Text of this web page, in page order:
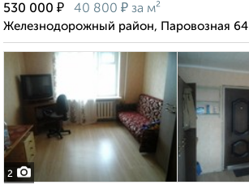
530 000 ₽ 40 800 ₽ за м²
Железнодорожный район, Паровозная 64
2